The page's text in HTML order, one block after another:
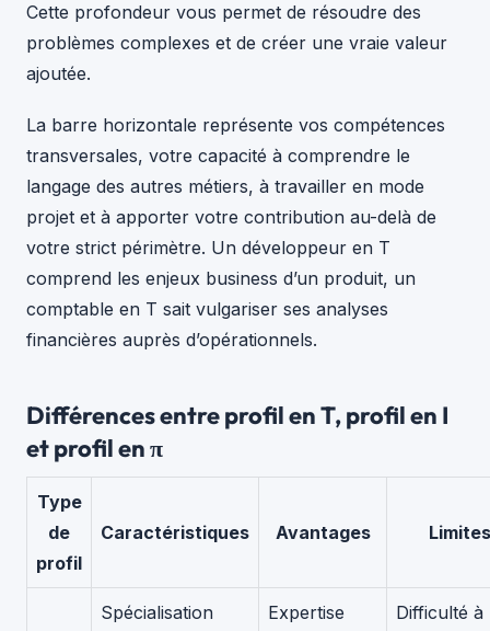
Cette profondeur vous permet de résoudre des
problèmes complexes et de créer une vraie valeur
ajoutée.
La barre horizontale représente vos compétences
transversales, votre capacité à comprendre le
langage des autres métiers, à travailler en mode
projet et à apporter votre contribution au-delà de
votre strict périmètre. Un développeur en T
comprend les enjeux business d’un produit, un
comptable en T sait vulgariser ses analyses
financières auprès d’opérationnels.
Différences entre profil en T, profil en I
et profil en π
Type
de
profil
Caractéristiques Avantages Limites
Spécialisation
Expertise
Difficulté à